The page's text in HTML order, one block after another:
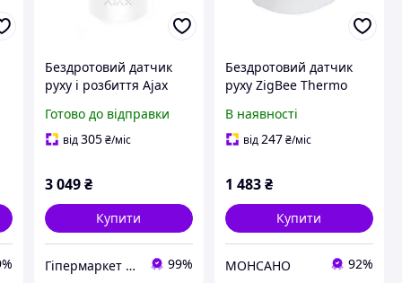
Бездротовий датчик
руху і розбиття Ajax
white
Готово до відправки
від305 ₴/міс
3 049 ₴
Купити
Гіпермаркет Безпеки Bezpeka-SHOP 99%
Бездротовий датчик
руху ZigBee Thermo
В наявності
від247₴/міс
1 483₴
Купити
МОНСАНО 92%